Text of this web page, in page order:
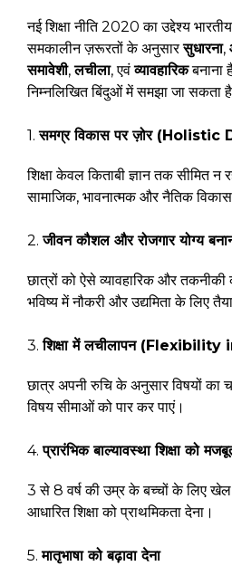
नई शिक्षा नीति 2020 का उद्देश्य
समकालीन ज़रूरतों के अनुसारसुधारना,
समावेशी,लचीला, एवंव्यावहारिकबनाना
निम्नलिखित बिंदुओं में समझा जा सकता
1.समग्र विकास पर ज़ोर
शिक्षा केवल किताबी ज्ञान तक सीमित
सामाजिक, भावनात्मक और नैतिक विकास
2.जीवन कौशल और रोजगार योग्य
छात्रों को ऐसे व्यावहारिक और
भविष्य में नौकरी और उद्यमिता के लिए
3.शिक्षा में लचीलापन
छात्र अपनी रुचि के अनुसार विषयों
विषय सीमाओं को पार कर पाएं।
4.प्रारंभिक बाल्यावस्था शिक्षा को
3 से 8 वर्ष की उम्र के बच्चों के लिए खेल
आधारित शिक्षा को प्राथमिकता देना।
5.मातृभाषा को बढ़ावा देना